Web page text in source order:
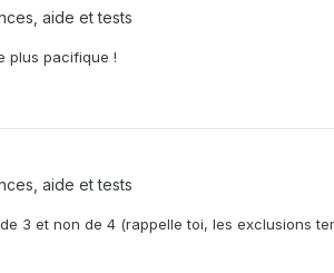
aide et tests
plus pacifique !
aide et tests
3 et non de 4 (rappelle toi, les exclusions